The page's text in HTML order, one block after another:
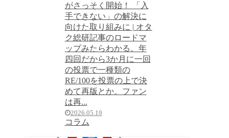
がさっそく開始！ 「入
手できない」の解決に
向けた取り組みに | オタ
ク総研記事のロードマ
ップみたらわかる。年
四回だから3か月に一回
の投票で一種類の
RE/100を投票の上で決
めて再版とか。ファン
は再...
2026.05.19
コラム